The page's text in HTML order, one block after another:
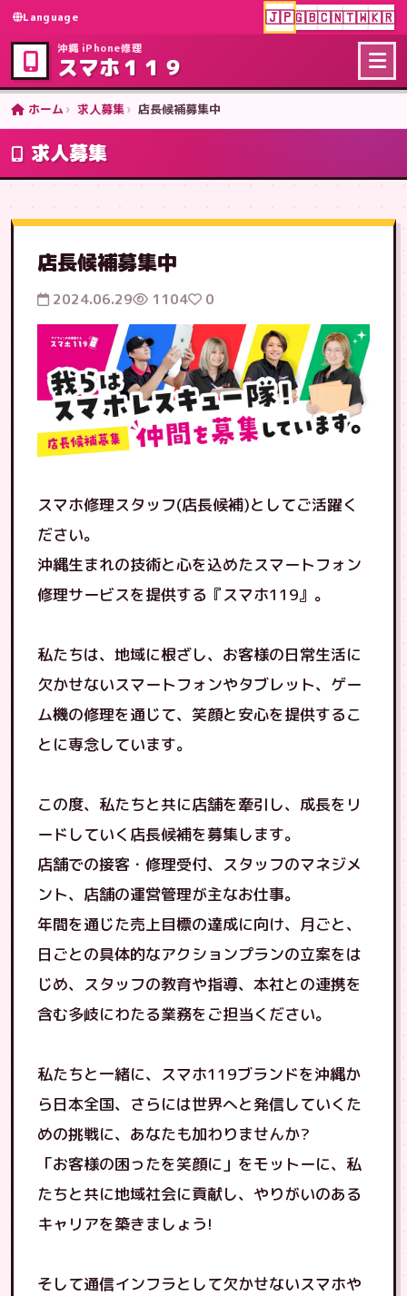
Language 🇯🇵🇬🇧🇨🇳🇹🇼🇰🇷
沖縄 iPhone修理
スマホ１１９
ホーム 求人募集 店長候補募集中
求人募集
店長候補募集中
2024.06.29 1104 0
スマホ修理スタッフ(店長候補)としてご活躍く
ださい。
沖縄生まれの技術と心を込めたスマートフォン
修理サービスを提供する『スマホ119』。
私たちは、地域に根ざし、お客様の日常生活に
欠かせないスマートフォンやタブレット、ゲー
ム機の修理を通じて、笑顔と安心を提供するこ
とに専念しています。
この度、私たちと共に店舗を牽引し、成長をリ
ードしていく店長候補を募集します。
店舗での接客・修理受付、スタッフのマネジメ
ント、店舗の運営管理が主なお仕事。
年間を通じた売上目標の達成に向け、月ごと、
日ごとの具体的なアクションプランの立案をは
じめ、スタッフの教育や指導、本社との連携を
含む多岐にわたる業務をご担当ください。
私たちと一緒に、スマホ119ブランドを沖縄か
ら日本全国、さらには世界へと発信していくた
めの挑戦に、あなたも加わりませんか?
「お客様の困ったを笑顔に」をモットーに、私
たちと共に地域社会に貢献し、やりがいのある
キャリアを築きましょう!
そして通信インフラとして欠かせないスマホや